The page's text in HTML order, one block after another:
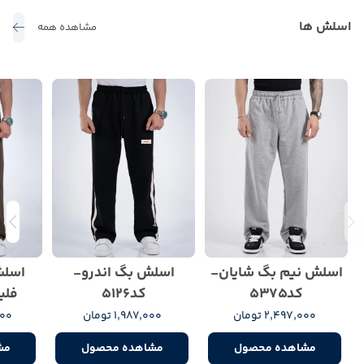
اسلش ها مشاهده همه
اسلش نیم بگ شایان-
کد5375
2,497,000 تومان
مشاهده محصول
اسلش بگ اندرو-
کد5126
1,987,000 تومان
مشاهده محصول